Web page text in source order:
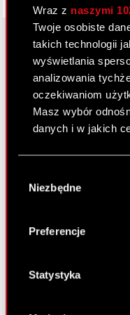
Wraz z naszymi
Twoje osobiste
takich technologii
wyświetlania
analizowania
oczekiwaniom
Masz wybór
danych i w jakich
Gromadzić
lokalizacji
analizując
palca)
osobiste dane są
zgody
Niezbędne
Preferencje
Statystyka
O CD PROJEKT
Grupa
Nasz biznes
Inwestorzy
Zrównoważony
Kariera